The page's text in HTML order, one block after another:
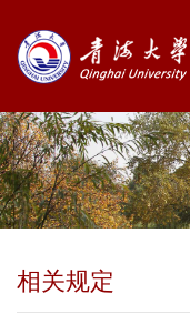
相关规定